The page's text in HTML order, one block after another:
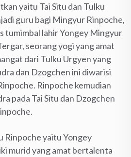
yaitu Tai Situ dan Tulku
guru bagi Mingyur Rinpoche,
tumimbal lahir Yongey Mingyur
seorang yogi yang amat
dari Tulku Urgyen yang
dan Dzogchen ini diwarisi
Rinpoche kemudian
pada Tai Situ dan Dzogchen
Rinpoche yaitu Yongey
murid yang amat bertalenta